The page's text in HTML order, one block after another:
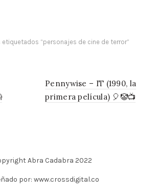
etiquetados “personajes de cine de terror”
Pennywise – IT (1990, la
primera película) 🎈🤡📺
Abra Cadabra 2022
por: www.crossdigital.co